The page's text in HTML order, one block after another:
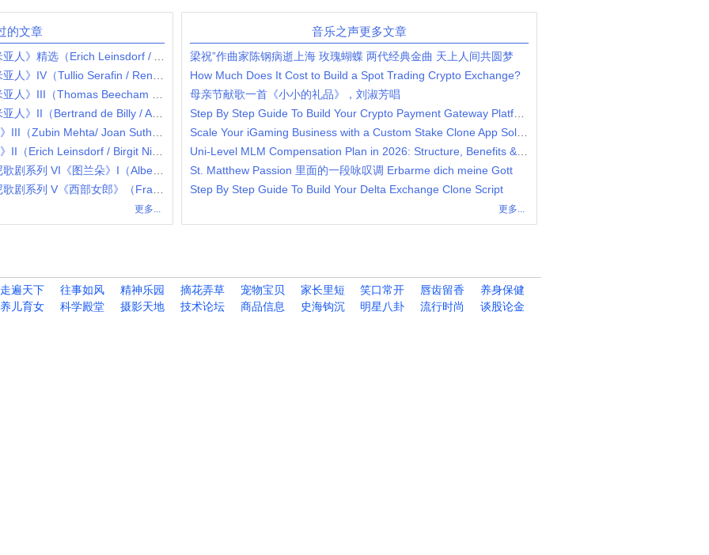
的文章
更多...
音乐之声更多文章
梁祝”作曲家陈钢病逝上海 玫瑰蝴蝶 两代经典金曲 天上人间共圆梦
How Much Does It Cost to Build a Spot Trading Crypto Exchange?
母亲节献歌一首《小小的礼品》，刘淑芳唱
St. Matthew Passion 里面的一段咏叹调 Erbarme dich meine Gott
Step By Step Guide To Build Your Delta Exchange Clone Script
更多...
遍天下 往事如风 精神乐园 摘花弄草 宠物宝贝 家长里短 笑口常开 唇齿留香
养身保健
儿育女
科学殿堂 摄影天地 技术论坛 商品信息 史海钩沉 明星八卦 流行时尚 谈股论金